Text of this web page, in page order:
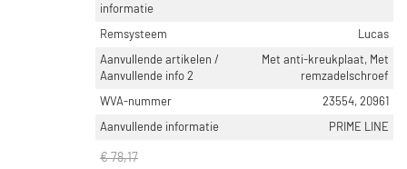
informatie
Remsysteem
Lucas
Aanvullende artikelen /
Aanvullende info 2
Met anti-kreukplaat, Met
remzadelschroef
WVA-nummer
23554, 20961
Aanvullende informatie
PRIME LINE
€ 78,17